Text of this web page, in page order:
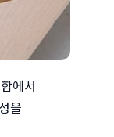
에서
을